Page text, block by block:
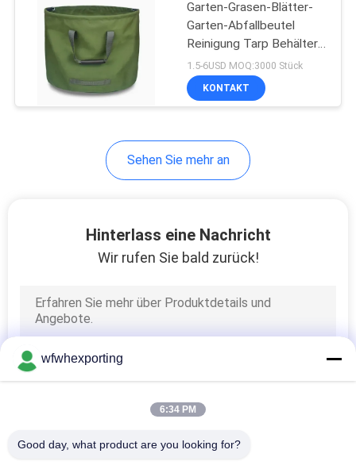
Klebefolie
Verpackungsfolie
Material zur
Wärmedämmung
Garten-Grasen-Blätter-
Garten-Abfallbeutel
Reinigung Tarp Behälter
Tote Gartenmüll
Wiederverwendbares
Schwergewicht
1.5-6USD MOQ:3000 Stück
KONTAKT
Sehen Sie mehr an
Hinterlass eine Nachricht
Wir rufen Sie bald zurück!
wfwhexporting
6:34 PM
Good day, what product are you looking for?